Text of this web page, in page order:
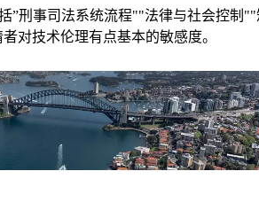
”刑事司法系统流程""法律与社会控
对技术伦理有点基本的敏感度。